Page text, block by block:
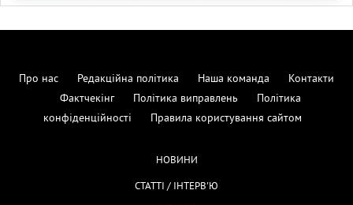
Про нас Редакційна політика Наша команда
Контакти
Фактчекінг
Політика виправлень
Політика
конфіденційності
Правила користування сайтом
НОВИНИ
СТАТТІ / ІНТЕРВ'Ю